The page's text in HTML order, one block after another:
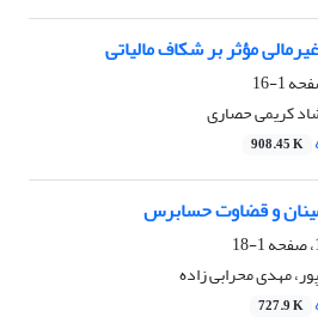
مؤثر بر شکاف مالیاتی
1-16
کریمی حصاری
908.45 K
و قضاوت حسابرس
1-18
مهدی محرابی زاده
727.9 K